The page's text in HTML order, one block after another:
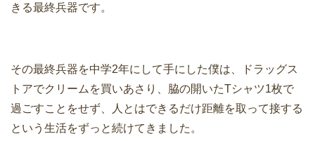
きる最終兵器です。
その最終兵器を中学2年にして手にした僕は、ドラッグス
トアでクリームを買いあさり、脇の開いたTシャツ1枚で
過ごすことをせず、人とはできるだけ距離を取って接する
という生活をずっと続けてきました。